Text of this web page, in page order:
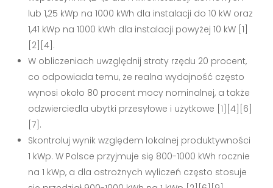
lub 1,25 kWp na 1000 kWh dla instalacji do 10 kW oraz
1,41 kWp na 1000 kWh dla instalacji powyżej 10 kW [1]
[2][4].
W obliczeniach uwzględnij straty rzędu 20 procent,
co odpowiada temu, że realna wydajność często
wynosi około 80 procent mocy nominalnej, a także
odzwierciedla ubytki przesyłowe i użytkowe [1][4][6]
[7].
Skontroluj wynik względem lokalnej produktywności
1 kWp. W Polsce przyjmuje się 800-1000 kWh rocznie
na 1 kWp, a dla ostrożnych wyliczeń często stosuje